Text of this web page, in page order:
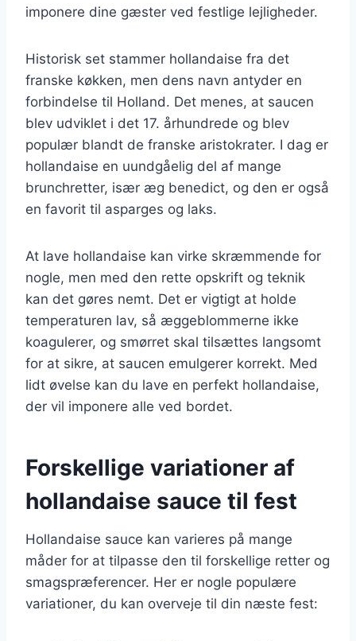
imponere dine gæster ved festlige lejligheder.
Historisk set stammer hollandaise fra det
franske køkken, men dens navn antyder en
forbindelse til Holland. Det menes, at saucen
blev udviklet i det 17. århundrede og blev
populær blandt de franske aristokrater. I dag er
hollandaise en uundgåelig del af mange
brunchretter, især æg benedict, og den er også
en favorit til asparges og laks.
At lave hollandaise kan virke skræmmende for
nogle, men med den rette opskrift og teknik
kan det gøres nemt. Det er vigtigt at holde
temperaturen lav, så æggeblommerne ikke
koagulerer, og smørret skal tilsættes langsomt
for at sikre, at saucen emulgerer korrekt. Med
lidt øvelse kan du lave en perfekt hollandaise,
der vil imponere alle ved bordet.
Forskellige variationer af
hollandaise sauce til fest
Hollandaise sauce kan varieres på mange
måder for at tilpasse den til forskellige retter og
smagspræferencer. Her er nogle populære
variationer, du kan overveje til din næste fest: